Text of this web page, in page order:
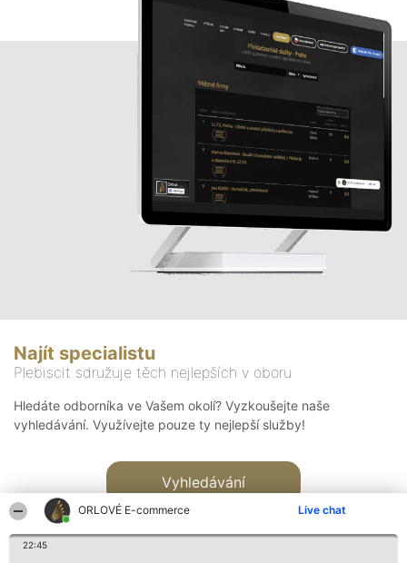
ORLOVÉ E-commerce Live chat
22:45
Najít specialistu
Plebiscit sdružuje těch nejlepších v oboru
Hledáte odborníka ve Vašem okolí? Vyzkoušejte naše
vyhledávání. Využívejte pouze ty nejlepší služby!
Vyhledávání